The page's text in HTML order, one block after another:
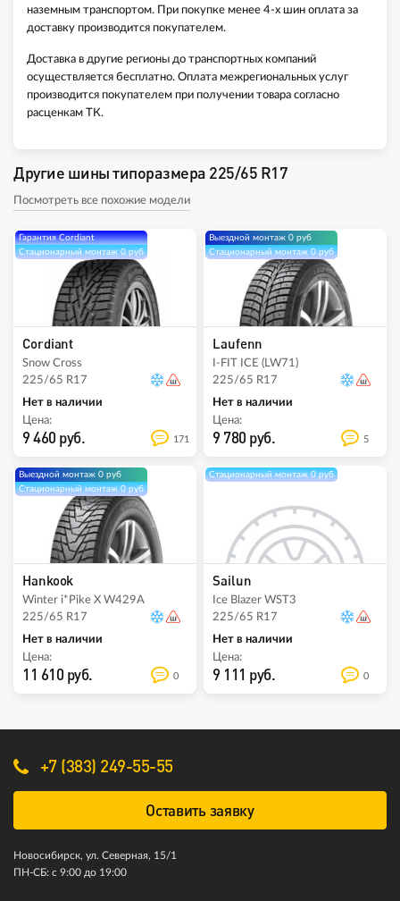
наземным транспортом. При покупке менее 4-х шин оплата за
доставку производится покупателем.
Доставка в другие регионы до транспортных компаний
осуществляется бесплатно. Оплата межрегиональных услуг
производится покупателем при получении товара согласно
расценкам ТК.
Другие шины типоразмера 225/65 R17
Посмотреть все похожие модели
Гарантия Cordiant
Стационарный монтаж 0 руб
Cordiant
Snow Cross
225/65 R17
Нет в наличии
Цена:
9 460 руб. 171
Выездной монтаж 0 руб
Стационарный монтаж 0 руб
Laufenn
I-FIT ICE (LW71)
225/65 R17
Нет в наличии
Цена:
9 780 руб. 5
Выездной монтаж 0 руб
Стационарный монтаж 0 руб
Hankook
Winter i*Pike X W429A
225/65 R17
Нет в наличии
Цена:
11 610 руб. 0
Стационарный монтаж 0 руб
Sailun
Ice Blazer WST3
225/65 R17
Нет в наличии
Цена:
9 111 руб. 0
+7 (383) 249-55-55
Оставить заявку
Новосибирск, ул. Северная, 15/1
ПН-СБ: с 9:00 до 19:00